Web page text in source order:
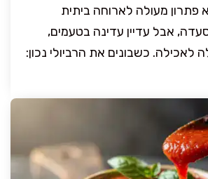
פתרון מעולה לארוחה ביתית
אבל עדיין עדינה בטעמים,
לאכילה. כשבונים את הרביולי נכון: